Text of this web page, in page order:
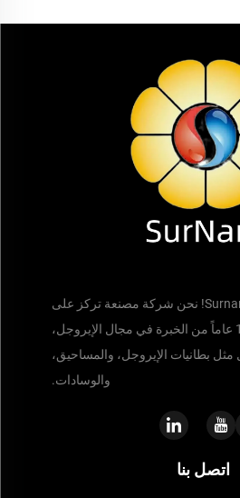
مرحباً بكم في Surnano! نحن شركة مصنعة تركز على
التكنولوجيا ولديها 19 عاماً من الخبرة في مجال الإيروجل،
بطانيات الإيروجل، والمساحيق،
والوسادات.
اتصل بنا